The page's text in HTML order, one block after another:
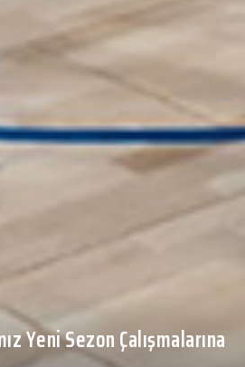
Yeni Sezon Çalışmalarına